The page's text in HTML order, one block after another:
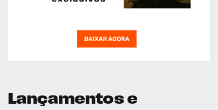
Lançamentos e